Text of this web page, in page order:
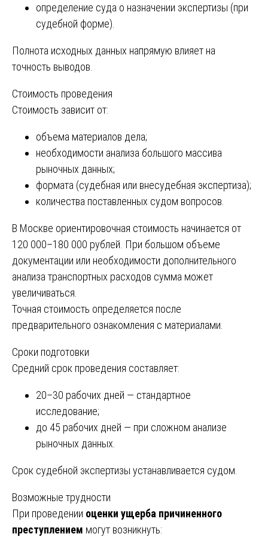
определение суда о назначении экспертизы (при
судебной форме).
Полнота исходных данных напрямую влияет на
точность выводов.
Стоимость проведения
Стоимость зависит от:
объема материалов дела;
необходимости анализа большого массива
рыночных данных;
формата (судебная или внесудебная экспертиза);
количества поставленных судом вопросов.
В Москве ориентировочная стоимость начинается от
120 000–180 000 рублей. При большом объеме
документации или необходимости дополнительного
анализа транспортных расходов сумма может
увеличиваться.
Точная стоимость определяется после
предварительного ознакомления с материалами.
Сроки подготовки
Средний срок проведения составляет:
20–30 рабочих дней — стандартное
исследование;
до 45 рабочих дней — при сложном анализе
рыночных данных.
Срок судебной экспертизы устанавливается судом.
Возможные трудности
При проведении оценки ущерба причиненного
преступлением могут возникнуть: